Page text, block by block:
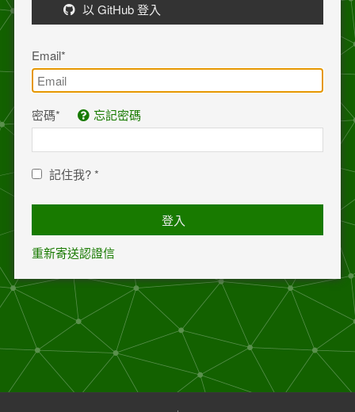
以 GitHub 登入
Email*
密碼* 忘記密碼
記住我?*
登入
重新寄送認證信